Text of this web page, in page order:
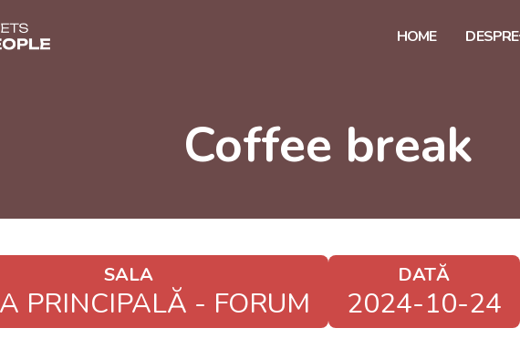
HOME DESPRE
Coffee break
SALA
PRINCIPALĂ - FORUM
DATĂ
2024-10-24